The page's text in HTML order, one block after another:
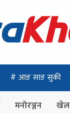
आङ साङ सुकी
मनोरञ्जन खेल